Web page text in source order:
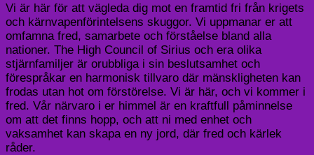
Vi är här för att vägleda dig mot en framtid fri från krigets
och kärnvapenförintelsens skuggor. Vi uppmanar er att
omfamna fred, samarbete och förståelse bland alla
nationer. The High Council of Sirius och era olika
stjärnfamiljer är orubbliga i sin beslutsamhet och
förespråkar en harmonisk tillvaro där mänskligheten kan
frodas utan hot om förstörelse. Vi är här, och vi kommer i
fred. Vår närvaro i er himmel är en kraftfull påminnelse
om att det finns hopp, och att ni med enhet och
vaksamhet kan skapa en ny jord, där fred och kärlek
råder.